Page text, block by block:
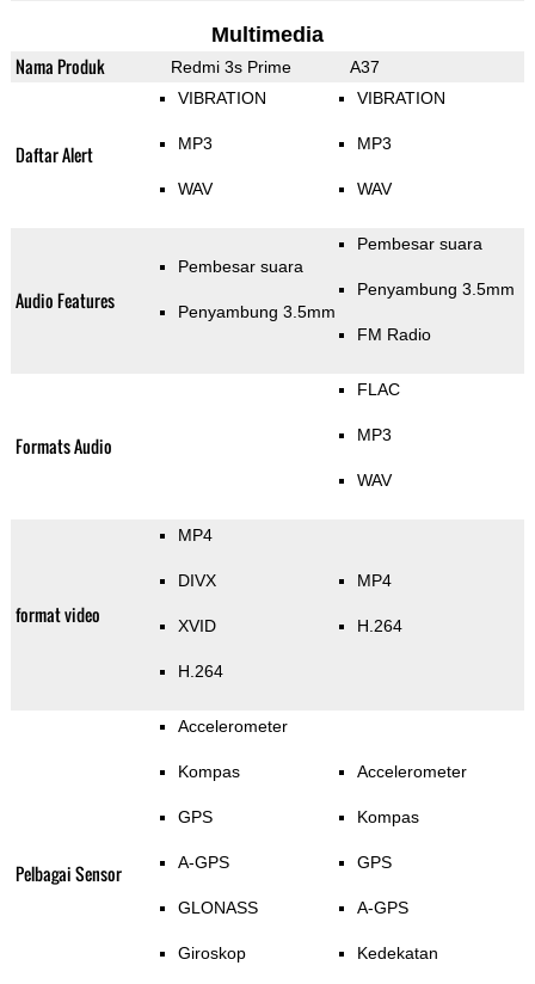
Multimedia
Nama Produk Redmi 3s Prime A37
Daftar Alert
VIBRATION
MP3
WAV
VIBRATION
MP3
WAV
Audio Features
Pembesar suara
Penyambung 3.5mm
Pembesar suara
Penyambung 3.5mm
FM Radio
Formats Audio
FLAC
MP3
WAV
format video
MP4
DIVX
XVID
H.264
MP4
H.264
Pelbagai Sensor
Accelerometer
Kompas
GPS
A-GPS
GLONASS
Giroskop
Accelerometer
Kompas
GPS
A-GPS
Kedekatan